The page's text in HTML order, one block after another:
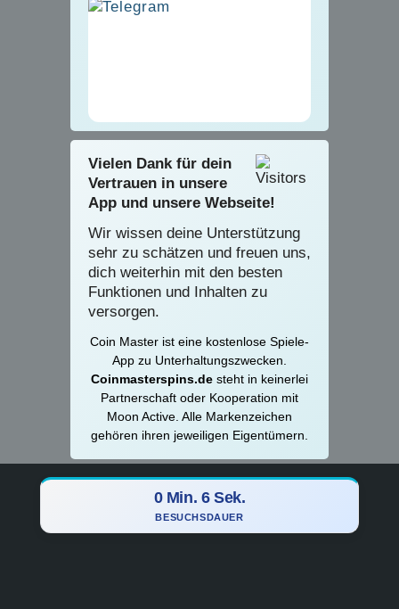
Vielen Dank für dein
Vertrauen in unsere
App und unsere Webseite!
Wir wissen deine Unterstützung
sehr zu schätzen und freuen uns,
dich weiterhin mit den besten
Funktionen und Inhalten zu
versorgen.
Coin Master ist eine kostenlose Spiele-
App zu Unterhaltungszwecken.
Coinmasterspins.de steht in keinerlei
Partnerschaft oder Kooperation mit
Moon Active. Alle Markenzeichen
gehören ihren jeweiligen Eigentümern.
0 Min. 7 Sek.
BESUCHSDAUER